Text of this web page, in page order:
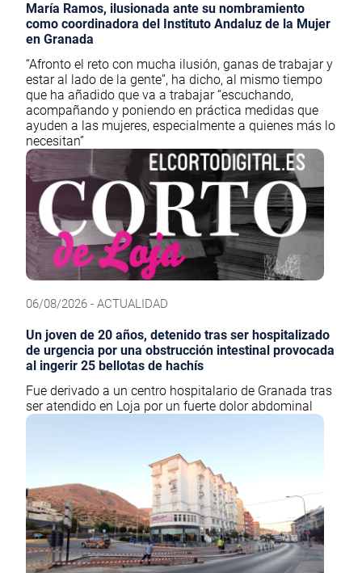
María Ramos, ilusionada ante su nombramiento
como coordinadora del Instituto Andaluz de la Mujer
en Granada
“Afronto el reto con mucha ilusión, ganas de trabajar y
estar al lado de la gente”, ha dicho, al mismo tiempo
que ha añadido que va a trabajar “escuchando,
acompañando y poniendo en práctica medidas que
ayuden a las mujeres, especialmente a quienes más lo
necesitan”
06/08/2026 - ACTUALIDAD
Un joven de 20 años, detenido tras ser hospitalizado
de urgencia por una obstrucción intestinal provocada
al ingerir 25 bellotas de hachís
Fue derivado a un centro hospitalario de Granada tras
ser atendido en Loja por un fuerte dolor abdominal